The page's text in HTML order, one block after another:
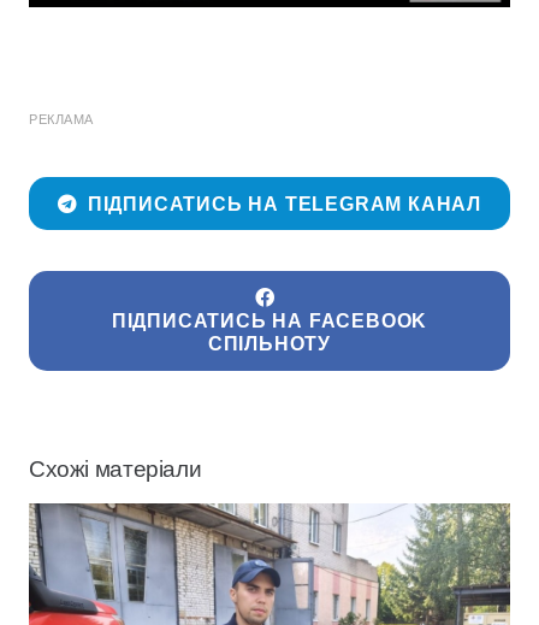
РЕКЛАМА
ПІДПИСАТИСЬ НА TELEGRAM КАНАЛ
ПІДПИСАТИСЬ НА FACEBOOK
СПІЛЬНОТУ
Схожі матеріали